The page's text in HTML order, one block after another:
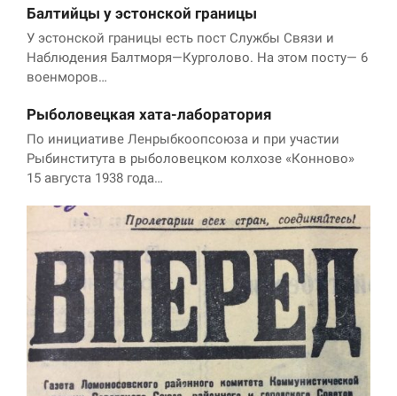
Балтийцы у эстонской границы
У эстонской границы есть пост Службы Связи и
Наблюдения Балтморя—Курголово. На этом посту— 6
военморов…
Рыболовецкая хата-лаборатория
По инициативе Ленрыбкоопсоюза и при участии
Рыбинститута в рыболовецком колхозе «Конново»
15 августа 1938 года…